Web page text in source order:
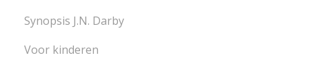
Synopsis J.N. Darby
Voor kinderen